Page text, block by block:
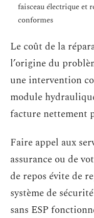
faisceau électrique et
conformes
Le coût de la
l’origine du
une intervention
module
facture nettement
Faire appel aux
assurance ou de
de repos évite de
système de
sans ESP